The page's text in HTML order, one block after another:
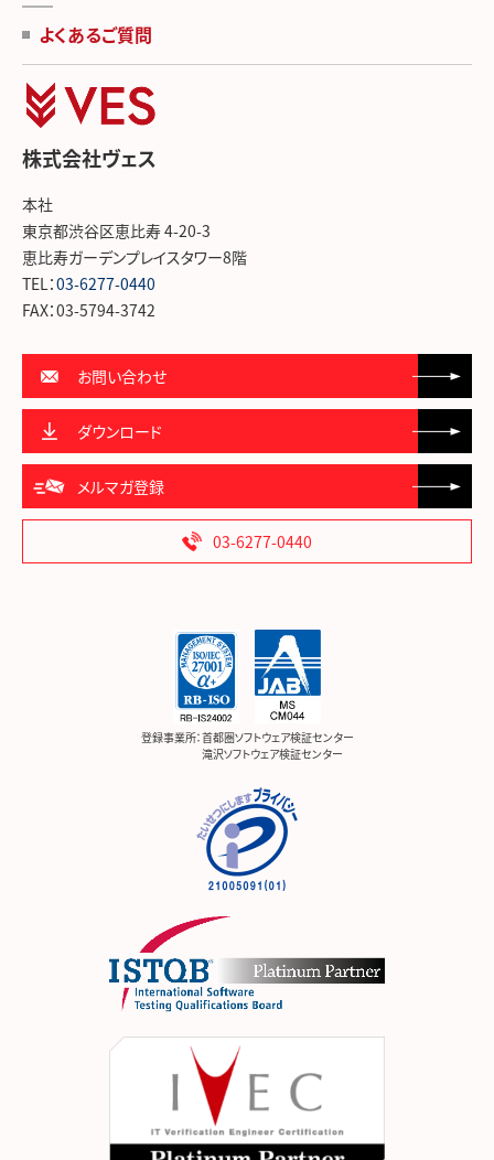
よくあるご質問
株式会社ヴェス
本社
東京都渋谷区恵比寿 4-20-3
恵比寿ガーデンプレイスタワー8階
TEL：03-6277-0440
FAX：03-5794-3742
お問い合わせ
ダウンロード
メルマガ登録
03-6277-0440
登録事業所：首都圏ソフトウェア検証センター
滝沢ソフトウェア検証センター